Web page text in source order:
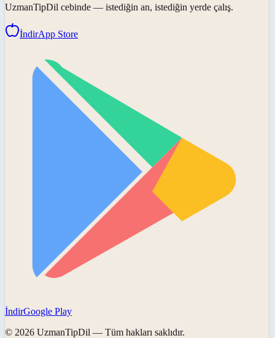
UzmanTipDil cebinde — istediğin an, istediğin yerde çalış.
İndirApp Store
İndirGoogle Play
© 2026 UzmanTipDil — Tüm hakları saklıdır.